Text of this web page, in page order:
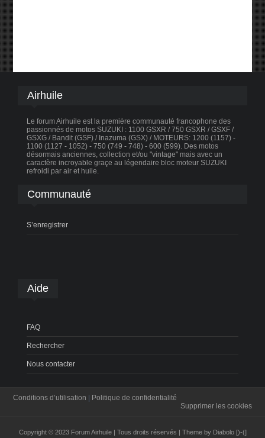
Airhuile
Le forum Airhuile est la première communauté francophone des
passionnés de motos SUZUKI : 1100 GSXR / 750 GSXR / GSXF /
GSXG / Bandit (GSF) / Inazuma (GSX) / MOTEURS: 1200 (1157) -
1100 (1127 - 1052) - 750 (749 - 748) - 600 (599). Des motos
désormais anciennes, collection et/ou "vintage" mais avec un
caractère incroyable graçe au légendaire bloc moteur SUZUKI
refroidi par air et huile.
Communauté
S’enregistrer
Aide
FAQ
Rechercher
Nous contacter
Conditions d’utilisation
Politique de confidentialité
Supprimer les cookies
Copyright © 2023 Forum Airhuile | Tous droits réservés | Theme by Diabolo [)-(]